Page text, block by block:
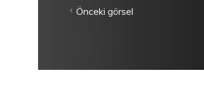
Önceki görsel